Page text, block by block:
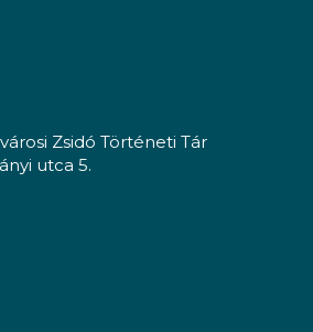
Zsidó Történeti Tár
utca 5.